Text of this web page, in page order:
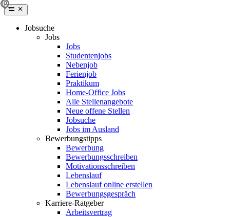
Jobsuche
Jobs
Jobs
Studentenjobs
Nebenjob
Ferienjob
Praktikum
Home-Office Jobs
Alle Stellenangebote
Neue offene Stellen
Jobsuche
Jobs im Ausland
Bewerbungstipps
Bewerbung
Bewerbungsschreiben
Motivationsschreiben
Lebenslauf
Lebenslauf online erstellen
Bewerbungsgespräch
Karriere-Ratgeber
Arbeitsvertrag